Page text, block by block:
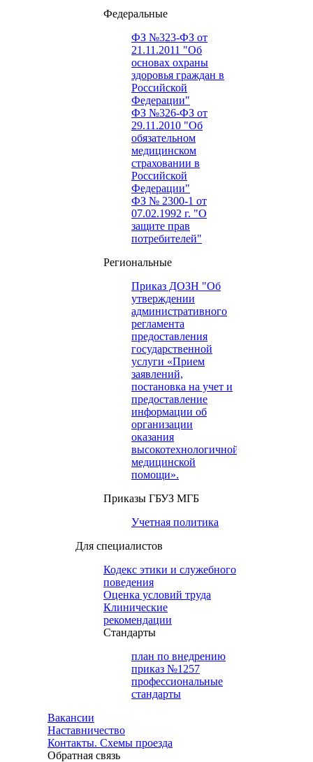
Федеральные
ФЗ №323-ФЗ от
21.11.2011 "Об
основах охраны
здоровья граждан в
Российской
Федерации"
ФЗ №326-ФЗ от
29.11.2010 "Об
обязательном
медицинском
страховании в
Российской
Федерации"
ФЗ № 2300-1 от
07.02.1992 г. "О
защите прав
потребителей"
Региональные
Приказ ДОЗН "Об
утверждении
административного
регламента
предоставления
государственной
услуги «Прием
заявлений,
постановка на учет и
предоставление
информации об
организации
оказания
высокотехнологичной
медицинской
помощи».
Приказы ГБУЗ МГБ
Учетная политика
Для специалистов
Кодекс этики и служебного
поведения
Оценка условий труда
Клинические
рекомендации
Cтандарты
план по внедрению
приказ №1257
профессиональные
стандарты
Вакансии
Наставничество
Контакты. Схемы проезда
Обратная связь